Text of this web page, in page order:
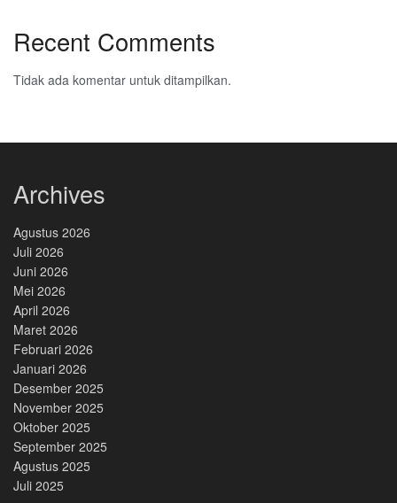
Recent Comments
Tidak ada komentar untuk ditampilkan.
Archives
Agustus 2026
Juli 2026
Juni 2026
Mei 2026
April 2026
Maret 2026
Februari 2026
Januari 2026
Desember 2025
November 2025
Oktober 2025
September 2025
Agustus 2025
Juli 2025